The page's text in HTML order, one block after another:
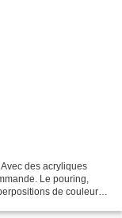
Le pouring,
de couleurs,